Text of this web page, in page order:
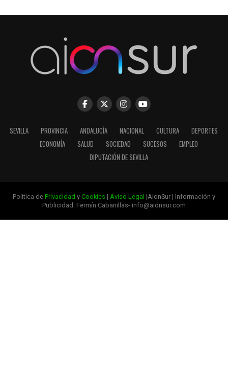
SEVILLA PROVINCIA ANDALUCÍA NACIONAL CULTURA
DEPORTES
ECONOMÍA
SALUD SOCIEDAD SUCESOS
EMPLEO
DIPUTACIÓN DE SEVILLA
Política de Privacidad y Cookies | Aviso Legal |AionSur | Información y
Publicidad: Fermín Cabanillas- info@aionsur.com